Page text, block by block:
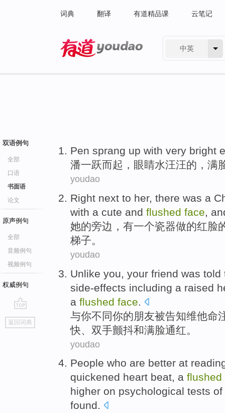
词典 翻译 有道精品课 云笔记
中英
双语例句
全部
口语
书面语
论文
原声例句
全部
音频例句
视频例句
权威例句
go
top
返回词典
Pen sprang up with very bright
潘一跃而起 ， 眼睛水汪汪的 ， 满
youdao
Right next to her, there was a
with a cute and flushed face,
她的旁边 ， 有一个瓷器做的红脸
梯子。
youdao
Unlike you your friend was told
side-effects including a raised
a flushed face
与你不同你的朋友被告知维他命
快、双手颤抖和满脸通红。
youdao
People who are better at
quickened heart beat, a flushed
higher on psychological tests of
found.